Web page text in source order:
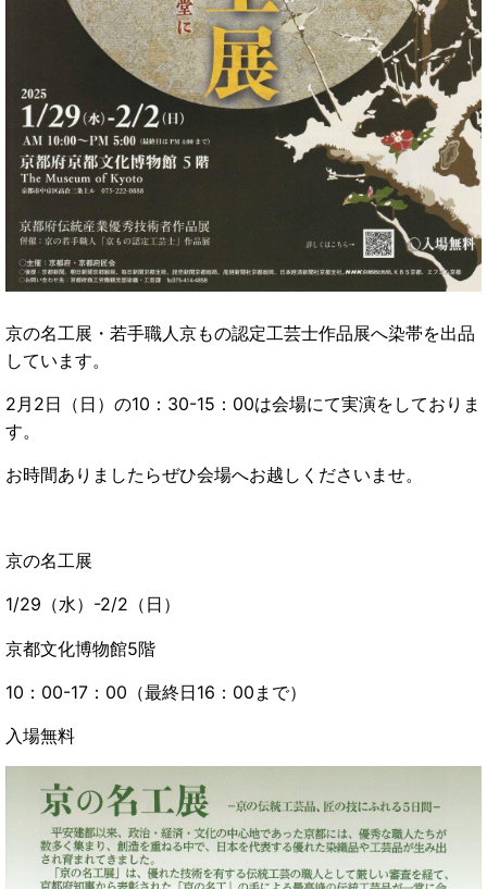
京の名工展・若手職人京もの認定工芸士作品展へ染帯を出品
しています。
2月2日（日）の10：30-15：00は会場にて実演をしておりま
す。
お時間ありましたらぜひ会場へお越しくださいませ。
京の名工展
1/29（水）-2/2（日）
京都文化博物館5階
10：00-17：00（最終日16：00まで）
入場無料